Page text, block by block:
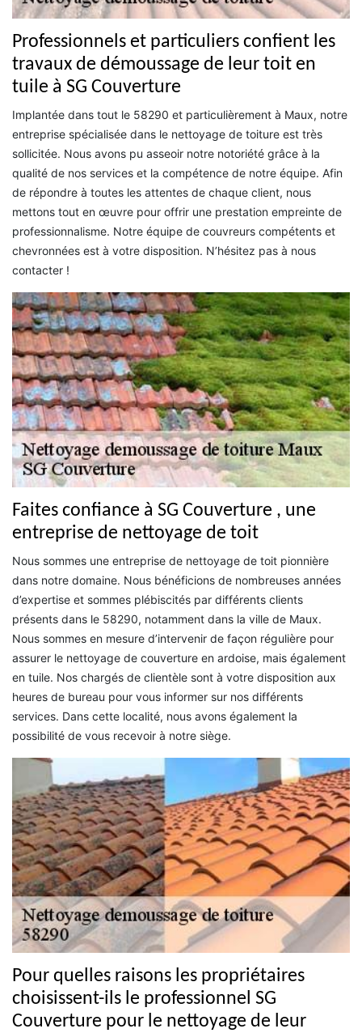
Professionnels et particuliers confient les
travaux de démoussage de leur toit en
tuile à SG Couverture
Implantée dans tout le 58290 et particulièrement à Maux, notre
entreprise spécialisée dans le nettoyage de toiture est très
sollicitée. Nous avons pu asseoir notre notoriété grâce à la
qualité de nos services et la compétence de notre équipe. Afin
de répondre à toutes les attentes de chaque client, nous
mettons tout en œuvre pour offrir une prestation empreinte de
professionnalisme. Notre équipe de couvreurs compétents et
chevronnées est à votre disposition. N’hésitez pas à nous
contacter !
Faites confiance à SG Couverture , une
entreprise de nettoyage de toit
Nous sommes une entreprise de nettoyage de toit pionnière
dans notre domaine. Nous bénéficions de nombreuses années
d’expertise et sommes plébiscités par différents clients
présents dans le 58290, notamment dans la ville de Maux.
Nous sommes en mesure d’intervenir de façon régulière pour
assurer le nettoyage de couverture en ardoise, mais également
en tuile. Nos chargés de clientèle sont à votre disposition aux
heures de bureau pour vous informer sur nos différents
services. Dans cette localité, nous avons également la
possibilité de vous recevoir à notre siège.
Pour quelles raisons les propriétaires
choisissent-ils le professionnel SG
Couverture pour le nettoyage de leur